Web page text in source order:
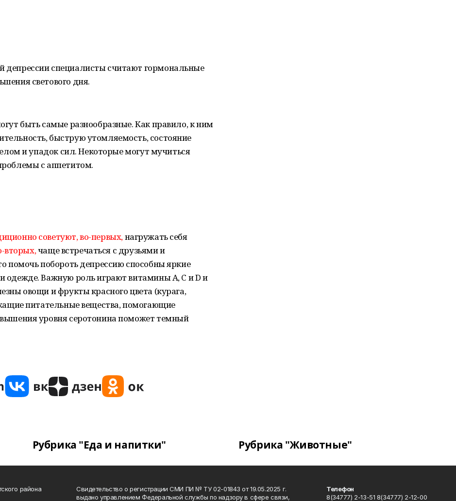
специалисты считают гормональные
светового дня.
быть самые разнообразные. Как правило, к ним
быструю утомляемость, состояние
и упадок сил. Некоторые могут мучиться
с аппетитом.
советуют,во-первых,нагружать себя
вторых,чаще встречаться с друзьями и
помочь побороть депрессию способны яркие
Важную роль играют витамины A, C и D и
овощи и фрукты красного цвета (курага,
питательные вещества, помогающие
уровня серотонина поможет темный
Рубрика "Еда и напитки" Рубрика "Животные"
района
Свидетельство о регистрации СМИ ПИ № ТУ 02-01843 от 19.05.2025 г.
выдано управлением Федеральной службы по надзору в сфере связи,
Телефон
8(34777) 2-13-51 8(34777) 2-12-00